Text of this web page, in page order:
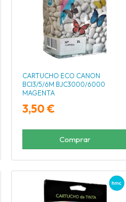
CARTUCHO ECO CANON
BCI3/5/6M BJC3000/6000
MAGENTA
3,50 €
Comprar